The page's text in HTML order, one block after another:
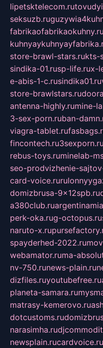
lipetsktelecom.ru
seksuzb.ru
fabrikaofabrikaokuhny.ru
store-brawl-stars.rukts-
sindika-01.rusp-life.rux-
e-abis-1-c.rusindika01.ru
store-brawlstars.ru
antenna-highly.rumine-
3-sex-porn.ruban-
viagra-tablet.ru
fincontech.ru3sexporn.ru
rebus-toys.ruminelab-
seo-prodvizhenie-
card-voice.ru
domizbrusa-9x12spb.ru
a380club.ru
perk-oka.rug-octopus.ru
naruto-x.ru
spayderhed-2022.ru
webamator.ruma-
nv-750.runews-plain.ru
dizfiles.ruyoutubefree.ru
planeta-samara.ru
matrasy-kemerovo.ru
dotcustoms.ru
narasimha.ru
newsplain.rucardvoice.ru